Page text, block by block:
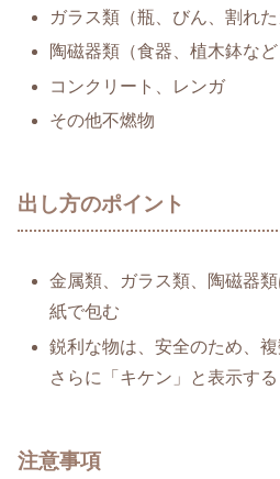
ガラス類（瓶、びん、割れた
陶磁器類（食器、植木鉢など
コンクリート、レンガ
その他不燃物
出し方のポイント
金属類、ガラス類、陶磁器
紙で包む
鋭利な物は、安全のため、複
さらに「キケン」と表示する
注意事項